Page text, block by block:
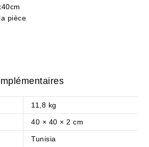
pièce
11,8 kg
40 × 40 × 2 cm
Tunisia